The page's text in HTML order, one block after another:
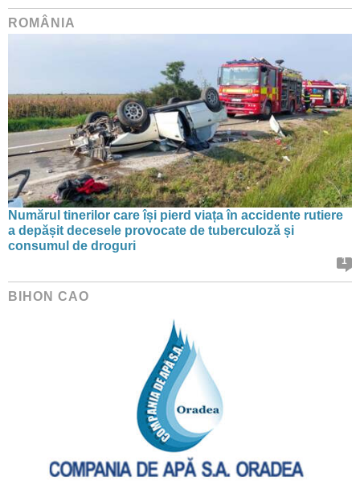
ROMÂNIA
Numărul tinerilor care își pierd viața în accidente rutiere
a depășit decesele provocate de tuberculoză și
consumul de droguri
1
BIHON CAO